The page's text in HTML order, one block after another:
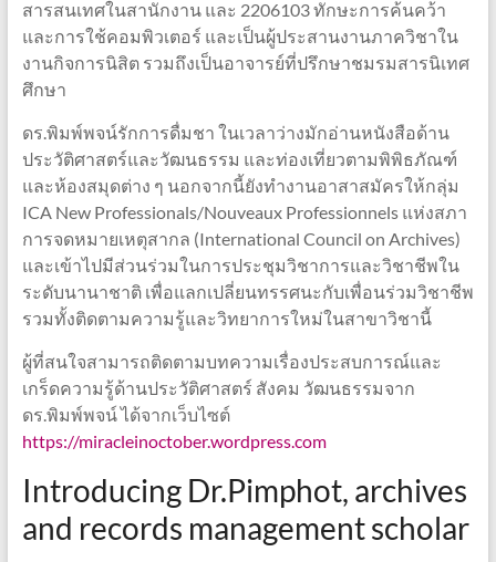
สารสนเทศในสานักงาน และ 2206103 ทักษะการค้นคว้า
และการใช้คอมพิวเตอร์ และเป็นผู้ประสานงานภาควิชาใน
งานกิจการนิสิต รวมถึงเป็นอาจารย์ที่ปรึกษาชมรมสารนิเทศ
ศึกษา
ดร.พิมพ์พจน์รักการดื่มชา ในเวลาว่างมักอ่านหนังสือด้าน
ประวัติศาสตร์และวัฒนธรรม และท่องเที่ยวตามพิพิธภัณฑ์
และห้องสมุดต่าง ๆ นอกจากนี้ยังทำงานอาสาสมัครให้กลุ่ม
ICA New Professionals/Nouveaux Professionnels แห่งสภา
การจดหมายเหตุสากล (International Council on Archives)
และเข้าไปมีส่วนร่วมในการประชุมวิชาการและวิชาชีพใน
ระดับนานาชาติ เพื่อแลกเปลี่ยนทรรศนะกับเพื่อนร่วมวิชาชีพ
รวมทั้งติดตามความรู้และวิทยาการใหม่ในสาขาวิชานี้
ผู้ที่สนใจสามารถติดตามบทความเรื่องประสบการณ์และ
เกร็ดความรู้ด้านประวัติศาสตร์ สังคม วัฒนธรรมจาก
ดร.พิมพ์พจน์ ได้จากเว็บไซต์
https://miracleinoctober.wordpress.com
Introducing Dr.Pimphot, archives
and records management scholar